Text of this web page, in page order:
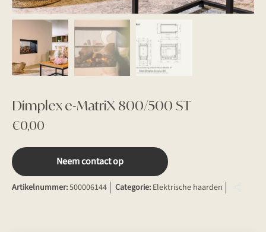
Dimplex e-MatriX 800/500 ST
€0,00
Neem contact op
Artikelnummer:500006144 Categorie: Elektrische haarden